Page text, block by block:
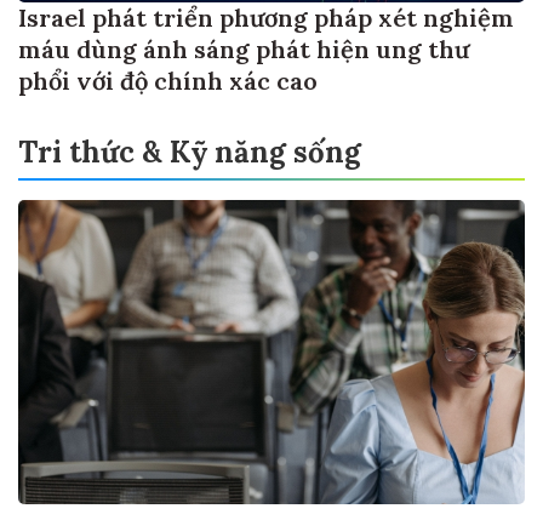
Israel phát triển phương pháp xét nghiệm
máu dùng ánh sáng phát hiện ung thư
phổi với độ chính xác cao
Tri thức & Kỹ năng sống